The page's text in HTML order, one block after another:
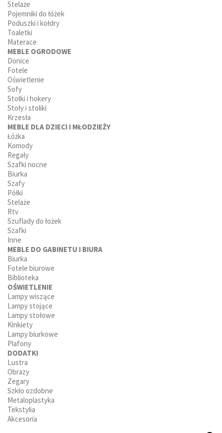
Stelaże
Pojemniki do łóżek
Poduszki i kołdry
Toaletki
Materace
MEBLE OGRODOWE
Donice
Fotele
Oświetlenie
Sofy
Stołki i hokery
Stoły i stoliki
Krzesła
MEBLE DLA DZIECI I MŁODZIEŻY
Łóżka
Komody
Regały
Szafki nocne
Biurka
Szafy
Półki
Stelaże
Rtv
Szuflady do łożek
Szafki
Inne
MEBLE DO GABINETU I BIURA
Biurka
Fotele biurowe
Biblioteka
OŚWIETLENIE
Lampy wiszące
Lampy stojące
Lampy stołowe
Kinkiety
Lampy biurkowe
Plafony
DODATKI
Lustra
Obrazy
Zegary
Szkło ozdobne
Metaloplastyka
Tekstylia
Akcesoria